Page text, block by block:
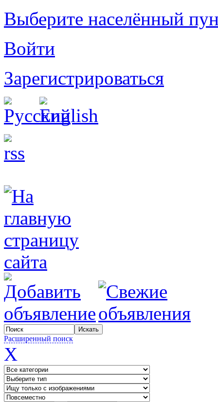
Выберите населённый
Войти
Зарегистрироваться
Расширенный поиск
X